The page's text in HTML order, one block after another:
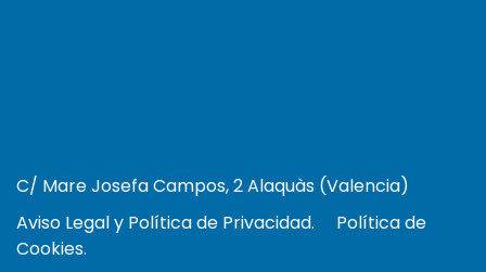
C/ Mare Josefa Campos, 2 Alaquàs (Valencia)
Aviso Legal y Política de Privacidad.
Política de
Cookies.